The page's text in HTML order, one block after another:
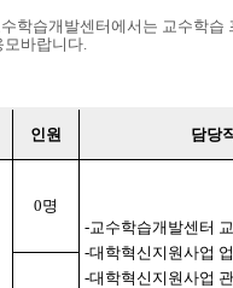
학습개발센터에서는 교수학
모바랍니다.
인원 담당
0명
-교수학습개발센터
-대학혁신지원사업
-대학혁신지원사업